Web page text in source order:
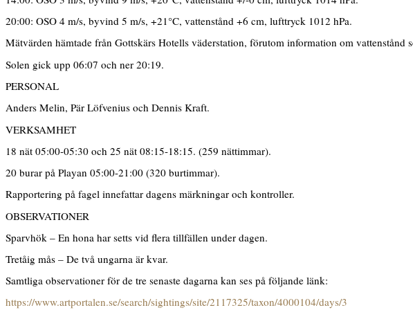
20:00: OSO 4 m/s, byvind 5 m/s, +21°C, vattenstånd +6 cm, lufttryck 1012 hPa.
Mätvärden hämtade från Gottskärs Hotells väderstation, förutom information om vattenstånd
Solen gick upp 06:07 och ner 20:19.
PERSONAL
Anders Melin, Pär Löfvenius och Dennis Kraft.
VERKSAMHET
18 nät 05:00-05:30 och 25 nät 08:15-18:15. (259 nättimmar).
20 burar på Playan 05:00-21:00 (320 burtimmar).
Rapportering på fagel innefattar dagens märkningar och kontroller.
OBSERVATIONER
Sparvhök – En hona har setts vid flera tillfällen under dagen.
Tretåig mås – De två ungarna är kvar.
Samtliga observationer för de tre senaste dagarna kan ses på följande länk:
https://www.artportalen.se/search/sightings/site/2117325/taxon/4000104/days/3